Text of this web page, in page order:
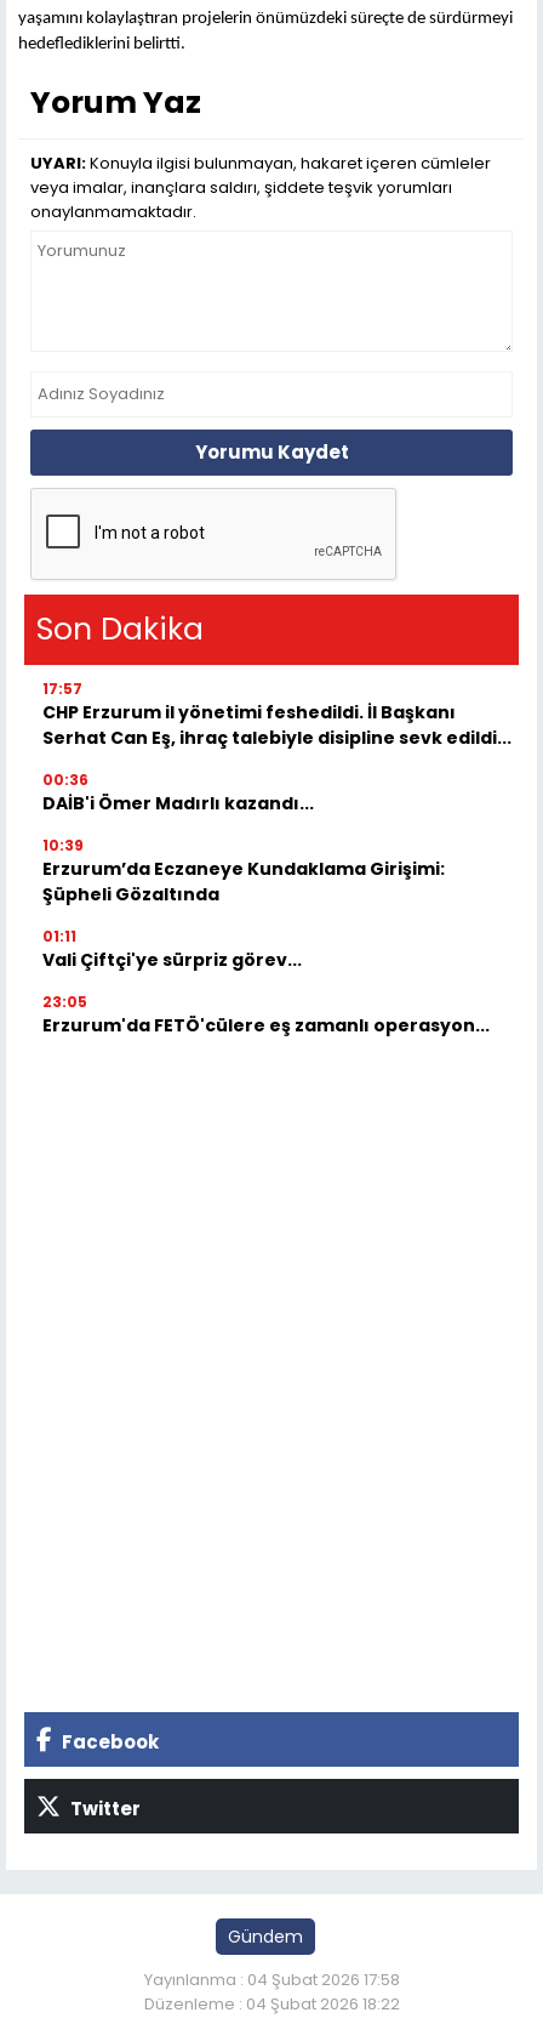
yaşamını kolaylaştıran projelerin önümüzdeki süreçte de sürdürmeyi
hedeflediklerini belirtti.
Yorum Yaz
UYARI:Konuyla ilgisi bulunmayan, hakaret içeren cümleler
veya imalar, inançlara saldırı, şiddete teşvik yorumları
onaylanmamaktadır.
Yorumu Kaydet
Son Dakika
17:57
CHP Erzurum il yönetimi feshedildi. İl Başkanı
Serhat Can Eş, ihraç talebiyle disipline sevk edildi...
00:36
DAİB'i Ömer Madırlı kazandı...
10:39
Erzurum’da Eczaneye Kundaklama Girişimi:
Şüpheli Gözaltında
01:11
Vali Çiftçi'ye sürpriz görev...
23:05
Erzurum'da FETÖ'cülere eş zamanlı operasyon...
Facebook
Twitter
Gündem
Yayınlanma : 04 Şubat 2026 17:58
Düzenleme : 04 Şubat 2026 18:22